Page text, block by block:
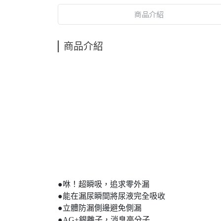
商品介紹
商品介紹
●咻！超瞬吸，追求零外漏
●能在漏尿瞬間將尿液完全吸收
●立體防漏側邊避免側漏